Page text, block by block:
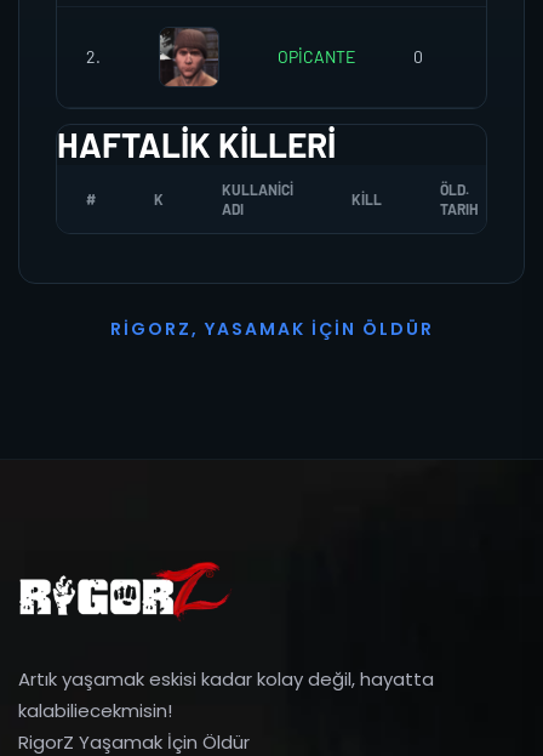
2. OPİCANTE 0
HAFTALIK KILLERI
# K
KULLANICI
ADI
KILL
ÖLD.
TARIH
R I G O R Z, YASAMAK İ ÇI N Ö L D Ü R
Artık yaşamak eskisi kadar kolay değil, hayatta
kalabiliecekmisin!
RigorZ Yaşamak İçin Öldür